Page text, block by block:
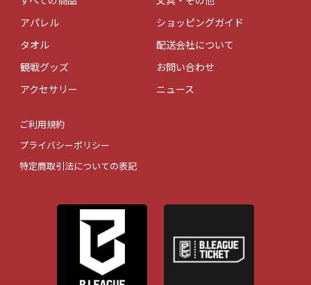
アパレル
タオル
観戦グッズ
アクセサリー
ショッピングガイド
配送会社について
お問い合わせ
ニュース
ご利用規約
プライバシーポリシー
特定商取引法についての表記